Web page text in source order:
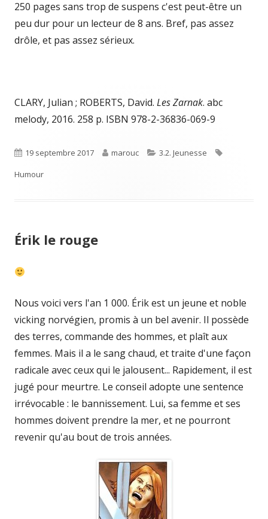
250 pages sans trop de suspens c'est peut-être un
peu dur pour un lecteur de 8 ans. Bref, pas assez
drôle, et pas assez sérieux.
CLARY, Julian ; ROBERTS, David. Les Zarnak. abc
melody, 2016. 258 p. ISBN 978-2-36836-069-9
Published
on
19 septembre 2017 Author
marouc Categories
3.2. Jeunesse
Humour
Érik le rouge
Nous voici vers l'an 1 000. Érik est un jeune et noble
vicking norvégien, promis à un bel avenir. Il possède
des terres, commande des hommes, et plaît aux
femmes. Mais il a le sang chaud, et traite d'une façon
radicale avec ceux qui le jalousent... Rapidement, il est
jugé pour meurtre. Le conseil adopte une sentence
irrévocable : le bannissement. Lui, sa femme et ses
hommes doivent prendre la mer, et ne pourront
revenir qu'au bout de trois années.